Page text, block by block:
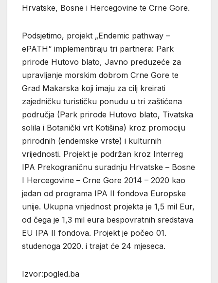
Hrvatske, Bosne i Hercegovine te Crne Gore.
Podsjetimo, projekt „Endemic pathway –
ePATH“ implementiraju tri partnera: Park
prirode Hutovo blato, Javno preduzeće za
upravljanje morskim dobrom Crne Gore te
Grad Makarska koji imaju za cilj kreirati
zajedničku turističku ponudu u tri zaštićena
područja (Park prirode Hutovo blato, Tivatska
solila i Botanički vrt Kotišina) kroz promociju
prirodnih (endemske vrste) i kulturnih
vrijednosti. Projekt je podržan kroz Interreg
IPA Prekograničnu suradnju Hrvatske – Bosne
I Hercegovine – Crne Gore 2014 – 2020 kao
jedan od programa IPA II fondova Europske
unije. Ukupna vrijednost projekta je 1,5 mil Eur,
od čega je 1,3 mil eura bespovratnih sredstava
EU IPA II fondova. Projekt je počeo 01.
studenoga 2020. i trajat će 24 mjeseca.
Izvor:pogled.ba